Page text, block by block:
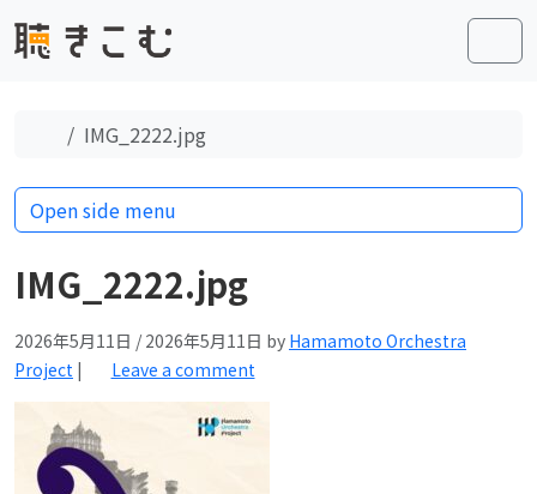
Home
IMG_2222.jpg
IMG_2222.jpg
2026年5月11日 / 2026年5月11日 by Hamamoto Orchestra
Project | Leave a comment
Open side menu